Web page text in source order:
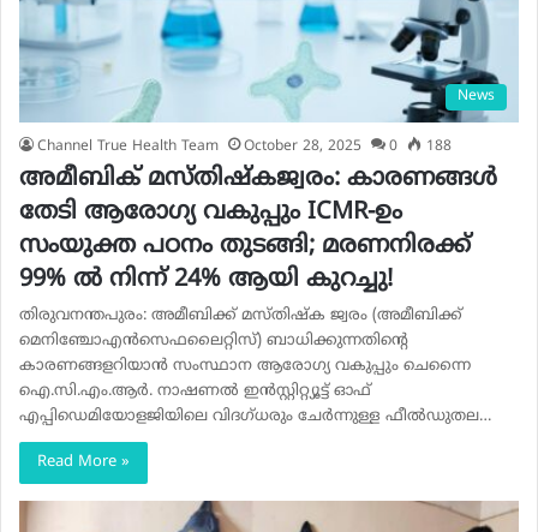
News
Channel True Health Team October 28, 2025 0 188
അമീബിക് മസ്തിഷ്കജ്വരം: കാരണങ്ങൾ
തേടി ആരോഗ്യ വകുപ്പും ICMR-ഉം
സംയുക്ത പഠനം തുടങ്ങി; മരണനിരക്ക്
99% ൽ നിന്ന് 24% ആയി കുറച്ചു!
തിരുവനന്തപുരം: അമീബിക്ക് മസ്തിഷ്‌ക ജ്വരം (അമീബിക്ക്
മെനിഞ്ചോഎന്‍സെഫലൈറ്റിസ്) ബാധിക്കുന്നതിന്റെ
കാരണങ്ങളറിയാന്‍ സംസ്ഥാന ആരോഗ്യ വകുപ്പും ചെന്നൈ
ഐ.സി.എം.ആര്‍. നാഷണല്‍ ഇന്‍സ്റ്റിറ്റ്യൂട്ട് ഓഫ്
എപ്പിഡെമിയോളജിയിലെ വിദഗ്ധരും ചേര്‍ന്നുള്ള ഫീല്‍ഡുതല…
Read More »